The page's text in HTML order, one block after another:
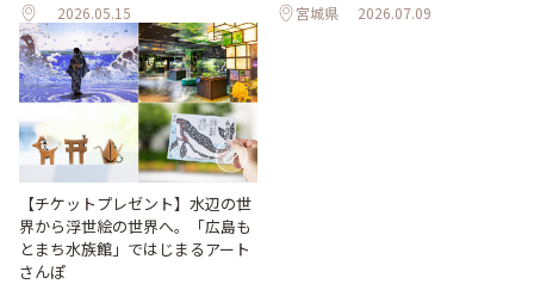
2026.05.15 宮城県 2026.07.09
【チケットプレゼント】水辺の世
界から浮世絵の世界へ。「広島も
とまち水族館」ではじまるアート
さんぽ